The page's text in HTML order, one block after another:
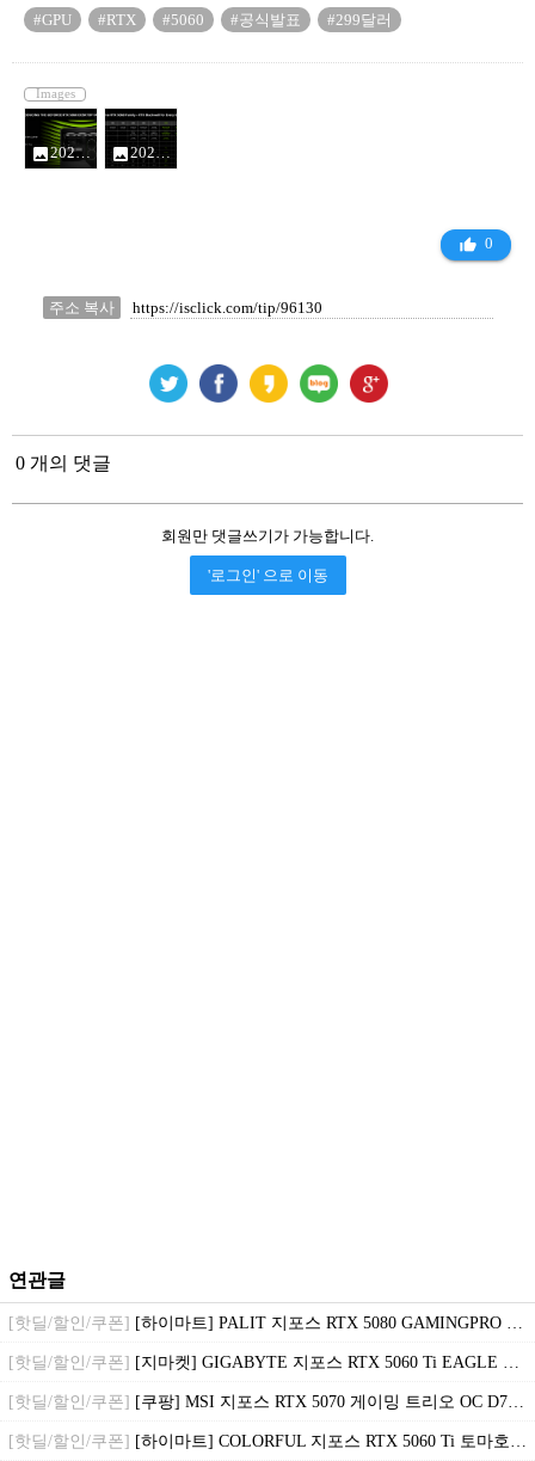
#GPU #RTX #5060 #공식발표 #299달러
Images
photo2025-04-15_13-30-34-1456x819_16727118.png photo2025-04-15_13-30-49-1456x819_16727118.png
thumb_up_alt 0
주소 복사
0 개의 댓글
회원만 댓글쓰기가 가능합니다.
'로그인' 으로 이동
연관글
[핫딜/할인/쿠폰] [하이마트] PALIT 지포스 RTX 5080 GAMINGPRO D7 16GB ( 1,684,520원 / 무료배송 )
[핫딜/할인/쿠폰] [지마켓] GIGABYTE 지포스 RTX 5060 Ti EAGLE OC D7 16GB ( 583,650원/ 무료배송 )
[핫딜/할인/쿠폰] [쿠팡] MSI 지포스 RTX 5070 게이밍 트리오 OC D7 12GB ( 863,100원 / 무료배송 )
[핫딜/할인/쿠폰] [하이마트] COLORFUL 지포스 RTX 5060 Ti 토마호크 DUO D7 16GB ( 691,840원 / 무료배송 )